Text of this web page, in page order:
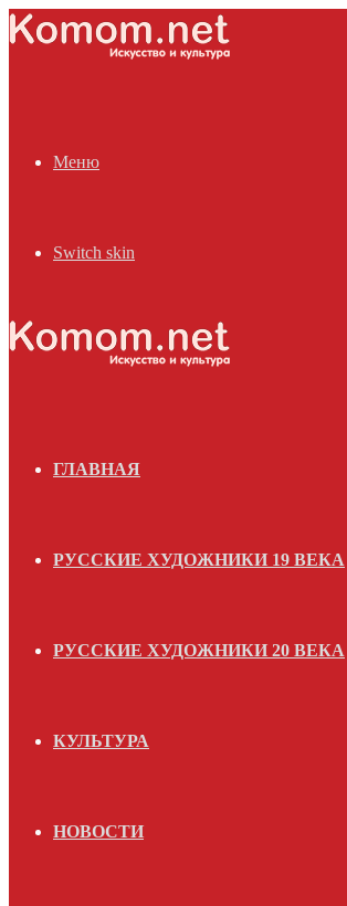
Меню
Switch skin
ГЛАВНАЯ
РУССКИЕ ХУДОЖНИКИ 19 ВЕКА
РУССКИЕ ХУДОЖНИКИ 20 ВЕКА
КУЛЬТУРА
НОВОСТИ